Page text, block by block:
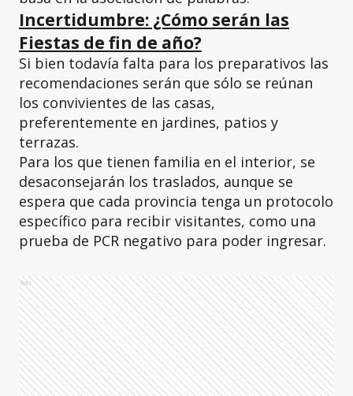
Incertidumbre: ¿Cómo serán las
Fiestas de fin de año?
Si bien todavía falta para los preparativos las
recomendaciones serán que sólo se reúnan
los convivientes de las casas,
preferentemente en jardines, patios y
terrazas.
Para los que tienen familia en el interior, se
desaconsejarán los traslados, aunque se
espera que cada provincia tenga un protocolo
específico para recibir visitantes, como una
prueba de PCR negativo para poder ingresar.
Ads